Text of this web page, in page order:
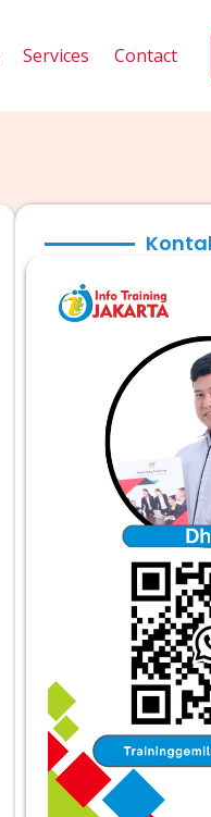
Services Contact